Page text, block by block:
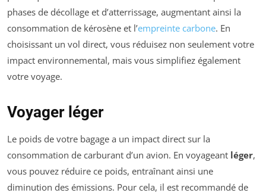
phases de décollage et d’atterrissage, augmentant ainsi la
consommation de kérosène et l’empreinte carbone. En
choisissant un vol direct, vous réduisez non seulement votre
impact environnemental, mais vous simplifiez également
votre voyage.
Voyager léger
Le poids de votre bagage a un impact direct sur la
consommation de carburant d’un avion. En voyageant léger,
vous pouvez réduire ce poids, entraînant ainsi une
diminution des émissions. Pour cela, il est recommandé de